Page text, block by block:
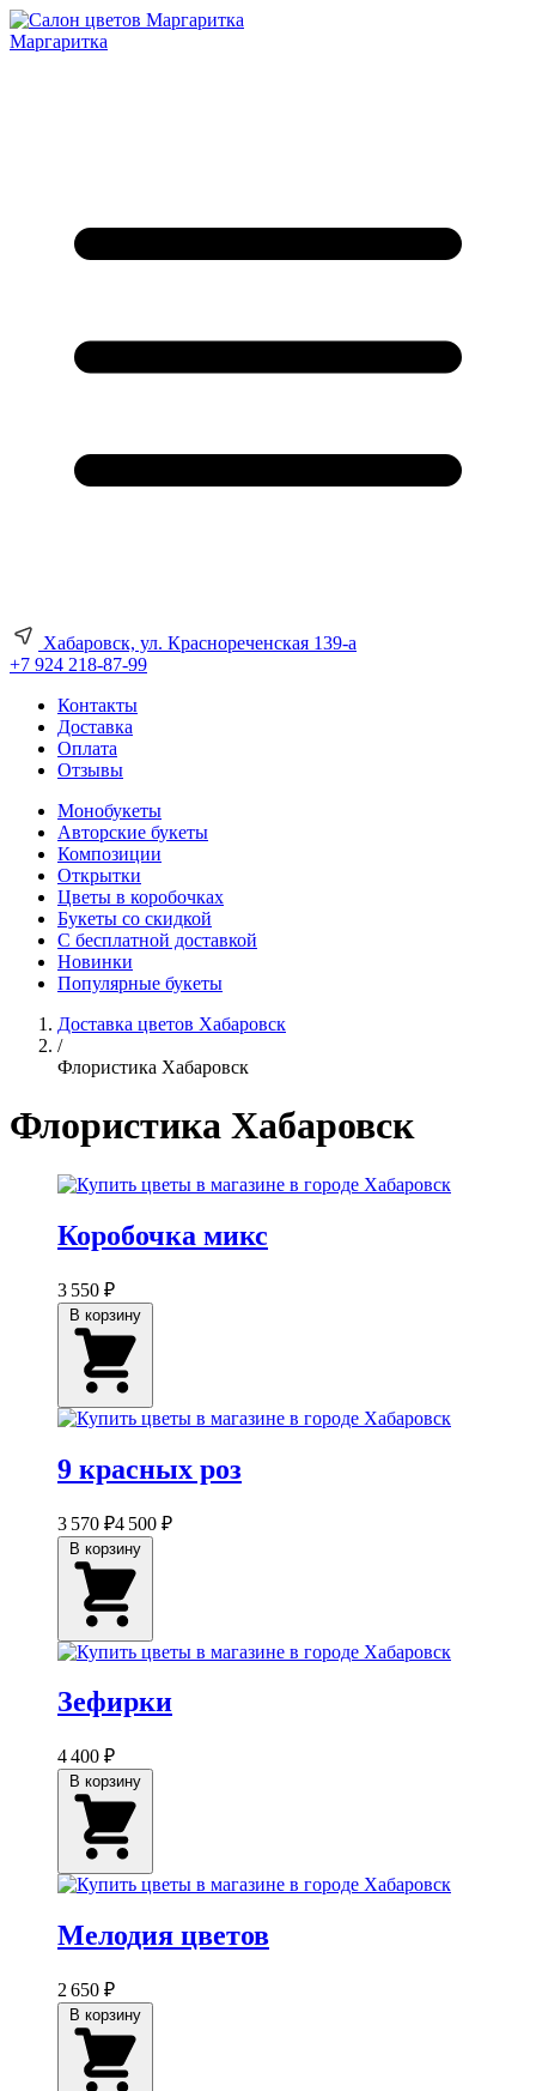
Маргаритка
Хабаровск, ул. Краснореченская 139-а
+7 924 218-87-99
Контакты
Доставка
Оплата
Отзывы
Монобукеты
Авторские букеты
Композиции
Открытки
Цветы в коробочках
Букеты со скидкой
С бесплатной доставкой
Новинки
Популярные букеты
Доставка цветов Хабаровск
/
Флористика Хабаровск
Флористика Хабаровск
Коробочка микс
3 550 ₽
9 красных роз
3 570 ₽4 500 ₽
Зефирки
4 400 ₽
Мелодия цветов
2 650 ₽